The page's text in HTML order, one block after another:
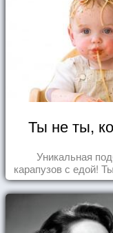
Ты не ты,
Уникальная
карапузов с едой!